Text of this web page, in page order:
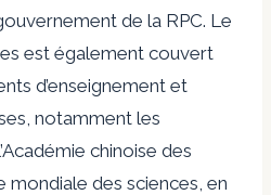
de la RPC. Le
est également couvert
d’enseignement et
notamment les
chinoise des
mondiale des sciences, en